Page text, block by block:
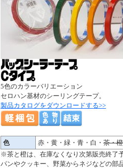
5色のカラーバリエーション
セロハン基材のシーリングテープ。
製品カタログをダウンロードする>>
色 赤・黄・緑・青・白・ 茶・橙
※茶と橙は、在庫なくなり次第販売終了
パンやクッキー、野菜からネジなどの部